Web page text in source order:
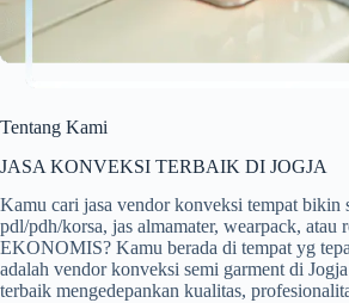
Tentang Kami
JASA KONVEKSI TERBAIK DI JOGJA
Kamu cari jasa vendor konveksi tempat bikin
pdl/pdh/korsa, jas almamater, wearpack,
EKONOMIS? Kamu berada di tempat yg
adalah vendor konveksi semi garment di
terbaik mengedepankan kualitas,